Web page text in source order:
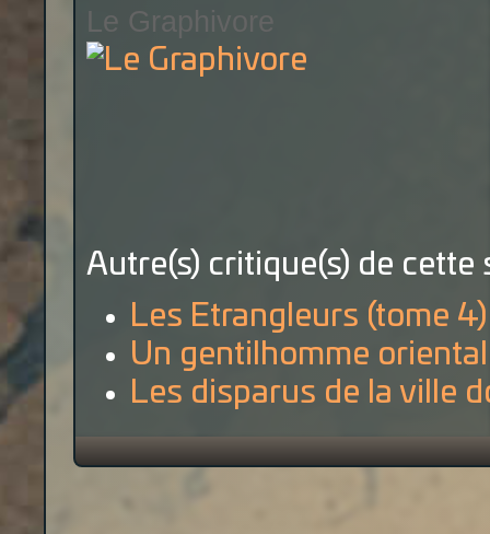
Le Graphivore
Autre(s) critique(s) de cette
Les Etrangleurs (tome 4)
Un gentilhomme
Les disparus de la ville